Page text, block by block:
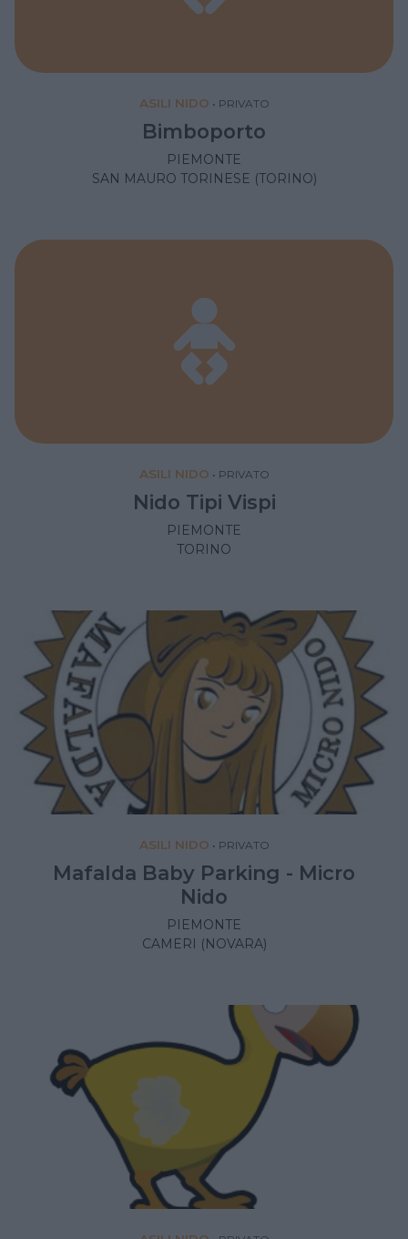
ASILI NIDO • PRIVATO
Bimboporto
PIEMONTE
SAN MAURO TORINESE (TORINO)
ASILI NIDO • PRIVATO
Nido Tipi Vispi
PIEMONTE
TORINO
ASILI NIDO • PRIVATO
Mafalda Baby Parking - Micro
Nido
PIEMONTE
CAMERI (NOVARA)